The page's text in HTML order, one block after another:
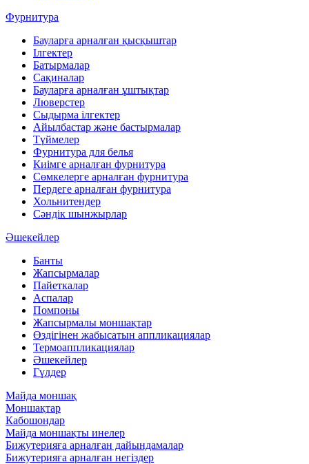
Фурнитура
Бауларға арналған қысқыштар
Ілгектер
Батырмалар
Сақиналар
Бауларға арналған ұштықтар
Люверстер
Сыдырма ілгектер
Айылбастар және бастырмалар
Түймелер
Фурнитура для белья
Киімге арналған фурнитура
Сөмкелерге арналған фурнитура
Пердеге арналған фурнитура
Хольнитендер
Сәндік шынжырлар
Әшекейлер
Банты
Жапсырмалар
Пайеткалар
Аспалар
Помпоны
Жапсырмалы моншақтар
Өздігінен жабысатын аппликациялар
Термоаппликациялар
Әшекейлер
Гүлдер
Майда моншақ
Моншақтар
Кабошондар
Майда моншақты инелер
Бижутерияға арналған дайындамалар
Бижутерияға арналған негіздер